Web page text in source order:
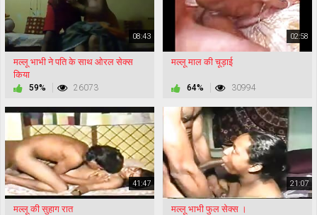
08:43
मल्लू भाभी ने पति के साथ ओरल सेक्स
किया
59% 26073
02:58
मल्लू माल की चूड़ाई
64% 30994
41:47
मल्लू की सुहाग रात
21:07
मल्लू भाभी फुल सेक्स ।